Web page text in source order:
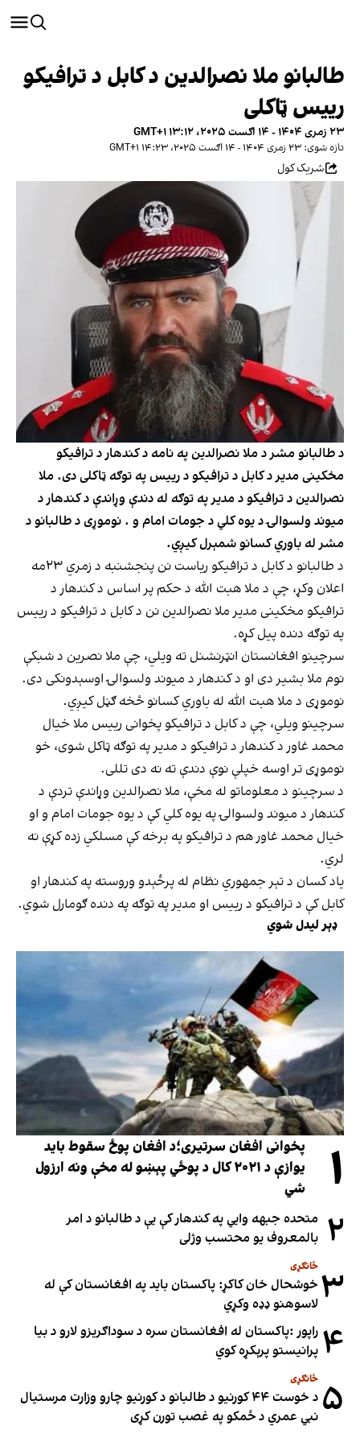
طالبانو ملا نصرالدین د کابل د ترافیکو
رییس ټاکلی
۲۳ زمری ۱۴۰۴ - ۱۴ اګست ۲۰۲۵، ۱۳:۱۲ GMT+۱
تازه شوی: ۲۳ زمری ۱۴۰۴ - ۱۴ اګست ۲۰۲۵، ۱۴:۲۳ GMT+۱
شریک کول
د طالبانو مشر د ملا نصرالدین په نامه د کندهار د ترافیکو
مخکینی مدیر د کابل د ترافیکو د رییس په توګه ټاکلی دی. ملا
نصرالدین د ترافیکو د مدیر په توګه له دندې وړاندې د کندهار د
میوند ولسوالۍ د یوه کلي د جومات امام و . نوموړی د طالبانو د
مشر له باوري کسانو شمېرل کیږي.
د طالبانو د کابل د ترافیکو ریاست نن پنجشنبه د زمري ۲۳مه
اعلان وکړ، چې د ملا هبت الله د حکم پر اساس د کندهار د
ترافیکو مخکینی مدیر ملا نصرالدین نن د کابل د ترافیکو د رییس
په توګه دنده پیل کړه.
سرچینو افغانستان انټرنشنل ته ویلي، چې ملا نصرین د شبکې
نوم ملا بشیر دی او د کندهار د میوند ولسوالۍ اوسېدونکی دی.
نوموړی د ملا هبت الله له باوري کسانو څخه ګڼل کیږي.
سرچینو ویلي، چې د کابل د ترافیکو پخوانی رییس ملا خیال
محمد غاور د کندهار د ترافیکو د مدیر په توګه ټاکل شوی، خو
نوموړی تر اوسه خپلې نوې دندې ته نه دی تللی.
د سرچینو د معلوماتو له مخې، ملا نصرالدین وړاندې تردې د
کندهار د میوند ولسوالۍ په یوه کلي کې د یوه جومات امام و او
خیال محمد غاور هم د ترافیکو په برخه کې مسلکي زده کړې نه
لري.
یاد کسان د تېر جمهوري نظام له پرځېدو وروسته په کندهار او
کابل کې د ترافیکو د رییس او مدیر په توګه په دنده ګومارل شوي.
ډېر لیدل شوي
۱
پخوانی افغان سرتیری؛د افغان پوځ سقوط باید
یوازې د ۲۰۲۱ کال د پوځي پېښو له مخې ونه ارزول
شي
۲ متحده جبهه وايي په کندهار کې یې د طالبانو د امر
بالمعروف یو محتسب وژلی
۳ ځانګړی
خوشحال خان کاکړ: پاکستان بايد په افغانستان کې له
لاسوهنو ډډه وکړي
۴ راپور :پاکستان له افغانستان سره د سوداګریزو لارو د بیا
پرانیستو پرېکړه کوي
۵ ځانګړی
د خوست ۴۴ کورنیو د طالبانو د کورنیو چارو وزارت مرستیال
نبي عمري د ځمکو په غصب تورن کړی